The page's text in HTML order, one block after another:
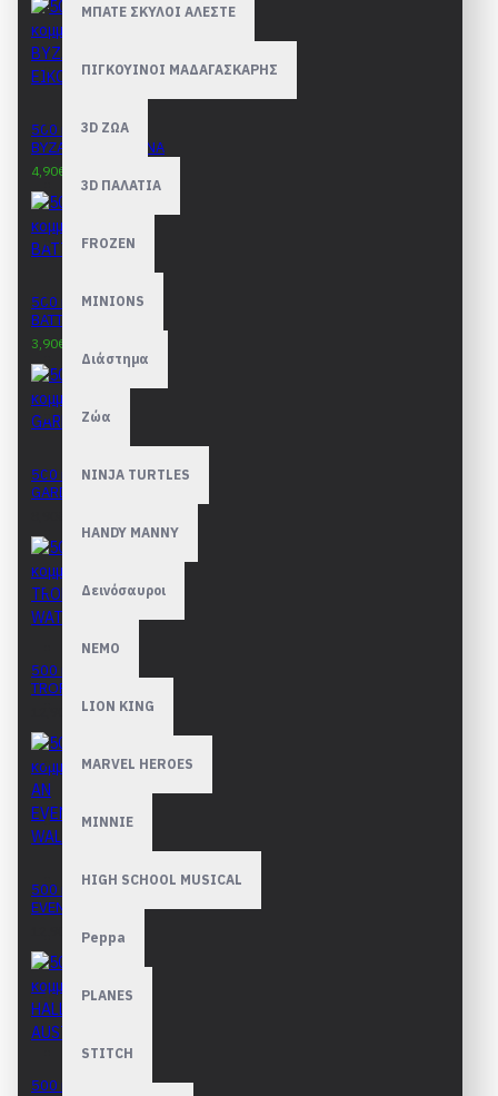
ΜΠΑΤΕ ΣΚΥΛΟΙ ΑΛΕΣΤΕ
ΠΙΓΚΟΥΙΝΟΙ ΜΑΔΑΓΑΣΚΑΡΗΣ
3D ΖΩΑ
3D ΠΑΛΑΤΙΑ
FROZEN
MINIONS
Διάστημα
Ζώα
NINJA TURTLES
HANDY MANNY
Δεινόσαυροι
NEMO
LION KING
MARVEL HEROES
MINNIE
HIGH SCHOOL MUSICAL
Peppa
PLANES
STITCH
500 κομμάτια
ΒΥΖΑΝΤΙΝΗ ΕΙΚΟΝΑ
4,90€
500 κομμάτια
BATTLESHIP
3,90€
500 κομμάτια
GARDENS
500 κομμάτια
TROPICAL WATERS
500 κομμάτια AN
EVENING WALK
500 κομμάτια